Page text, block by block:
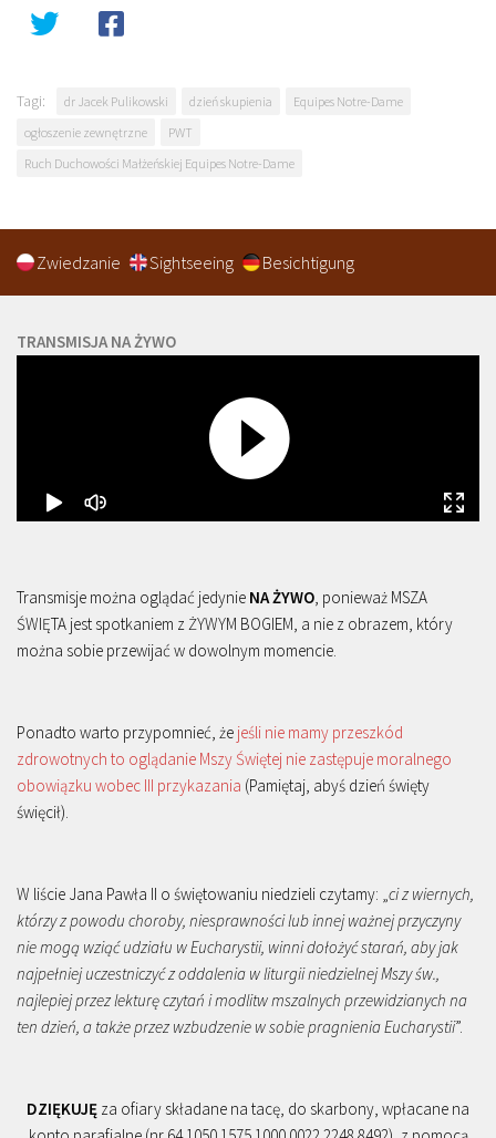
Tagi: dr Jacek Pulikowski dzień skupienia
Equipes Notre-Dame
ogłoszenie zewnętrzne
PWT
Ruch Duchowości Małżeńskiej Equipes Notre-Dame
Zwiedzanie Sightseeing Besichtigung
TRANSMISJA NA ŻYWO
Transmisje można oglądać jedynie NA ŻYWO, ponieważ MSZA
ŚWIĘTA jest spotkaniem z ŻYWYM BOGIEM, a nie z obrazem, który
można sobie przewijać w dowolnym momencie.
Ponadto warto przypomnieć, że jeśli nie mamy przeszkód
zdrowotnych to oglądanie Mszy Świętej nie zastępuje moralnego
obowiązku wobec III przykazania (Pamiętaj, abyś dzień święty
święcił).
W liście Jana Pawła II o świętowaniu niedzieli czytamy: „ci z wiernych,
którzy z powodu choroby, niesprawności lub innej ważnej przyczyny
nie mogą wziąć udziału w Eucharystii, winni dołożyć starań, aby jak
najpełniej uczestniczyć z oddalenia w liturgii niedzielnej Mszy św.,
najlepiej przez lekturę czytań i modlitw mszalnych przewidzianych na
ten dzień, a także przez wzbudzenie w sobie pragnienia Eucharystii”.
DZIĘKUJĘ za ofiary składane na tacę, do skarbony, wpłacane na